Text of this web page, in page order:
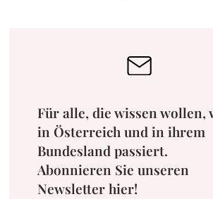
Für alle, die wissen wollen,
in Österreich und in ihrem
Bundesland passiert.
Abonnieren Sie unseren
Newsletter hier!